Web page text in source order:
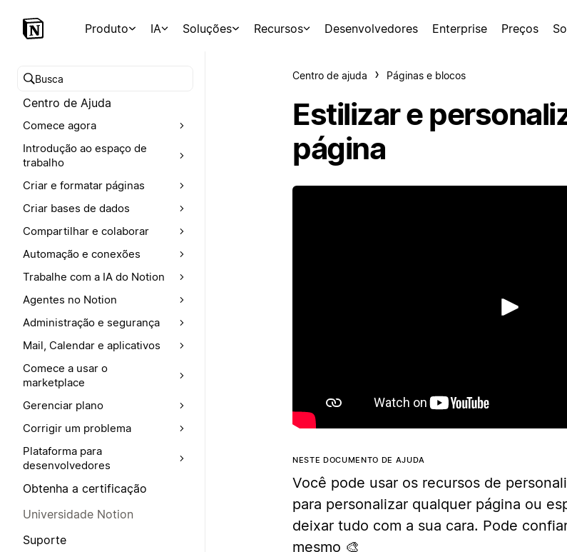
Produto IA Soluções Recursos Desenvolvedores Enterprise Preços
Buscar no Centro de Ajuda
Centro de Ajuda
Comece agora
Introdução ao espaço de
trabalho
Criar e formatar páginas
Criar bases de dados
Compartilhar e colaborar
Automação e conexões
Trabalhe com a IA do Notion
Agentes no Notion
Administração e segurança
Mail, Calendar e aplicativos
Comece a usar o
marketplace
Gerenciar plano
Corrigir um problema
Plataforma para
desenvolvedores
Obtenha a certificação
Universidade Notion
Suporte
Centro de ajuda Páginas e blocos
Estilizar e
página
NESTE DOCUMENTO DE AJUDA
Você pode usar os recursos de
para personalizar qualquer página ou
deixar tudo com a sua cara. Pode
mesmo 🎨